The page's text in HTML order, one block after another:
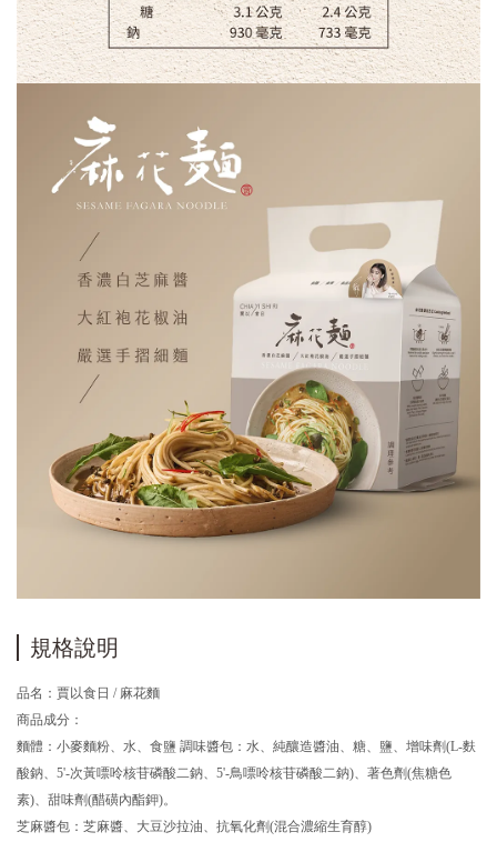
規格說明
品名：賈以食日 / 麻花麵
商品成分：
麵體：小麥麵粉、水、食鹽 調味醬包：水、純釀造醬油、糖、鹽、增味劑(L-麩
酸鈉、5'-次黃嘌呤核苷磷酸二鈉、5'-鳥嘌呤核苷磷酸二鈉)、著色劑(焦糖色
素)、甜味劑(醋磺內酯鉀)。
芝麻醬包：芝麻醬、大豆沙拉油、抗氧化劑(混合濃縮生育醇)